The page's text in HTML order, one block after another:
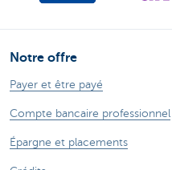
Notre offre
Payer et être payé
Compte bancaire professionnel
Épargne et placements